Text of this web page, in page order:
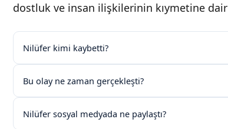
dostluk ve insan ilişkilerinin kıymetine
Nilüfer kimi kaybetti?
Bu olay ne zaman gerçekleşti?
Nilüfer sosyal medyada ne paylaştı?